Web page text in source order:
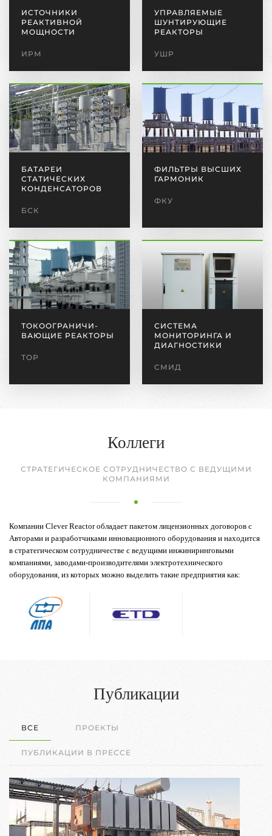
ИСТОЧНИКИ
РЕАКТИВНОЙ
МОЩНОСТИ
ИРМ
УПРАВЛЯЕМЫЕ
ШУНТИРУЮЩИЕ
РЕАКТОРЫ
УШР
БАТАРЕИ
СТАТИЧЕСКИХ
КОНДЕНСАТОРОВ
БСК
ФИЛЬТРЫ ВЫСШИХ
ГАРМОНИК
ФКУ
ТОКООГРАНИЧИ­
ВАЮЩИЕ РЕАКТОРЫ
ТОР
СИСТЕМА
МОНИТОРИНГА И
ДИАГНОСТИКИ
СМИД
Коллеги
СТРАТЕГИЧЕСКОЕ СОТРУДНИЧЕСТВО С ВЕДУЩИМИ
КОМПАНИЯМИ
Компании Clever Reactor обладает пакетом лицензионных договоров с
Авторами и разработчиками инновационного оборудования и находится
в стратегическом сотрудничестве с ведущими инжиниринговыми
компаниями, заводами-производителями электротехнического
оборудования, из которых можно выделить такие предприятия как:
Публикации
ВСЕ ПРОЕКТЫ
ПУБЛИКАЦИИ В ПРЕССЕ